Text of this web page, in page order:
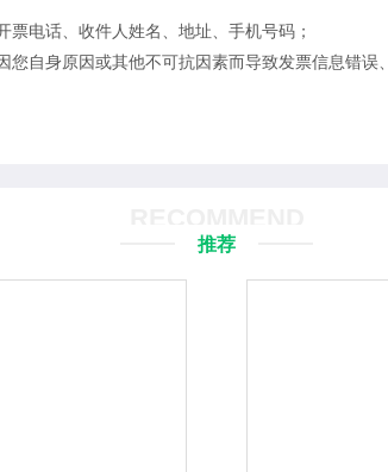
电话、收件人姓名、地址、手机号码；
您自身原因或其他不可抗因素而导致发票信息错
推荐